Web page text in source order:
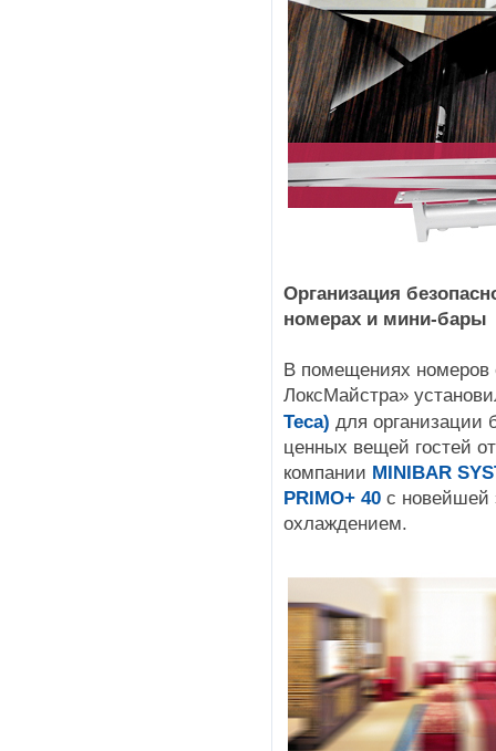
Организация
номерах и мини-бары
В помещениях номеров
ЛоксМайстра»
Теса) для организации
ценных вещей гостей
компании MINIBAR
PRIMO+ 40 с новейшей
охлаждением.